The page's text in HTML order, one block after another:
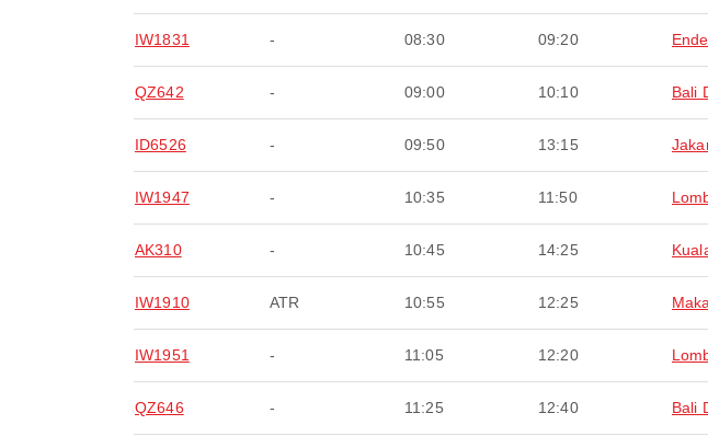
IW1831 - 08:30 09:20 Ende
QZ642 - 09:00 10:10 Bali
ID6526 - 09:50 13:15
IW1947 - 10:35 11:50
AK310 - 10:45 14:25
IW1910 ATR 10:55 12:25
IW1951 - 11:05 12:20
QZ646 - 11:25 12:40 Bali